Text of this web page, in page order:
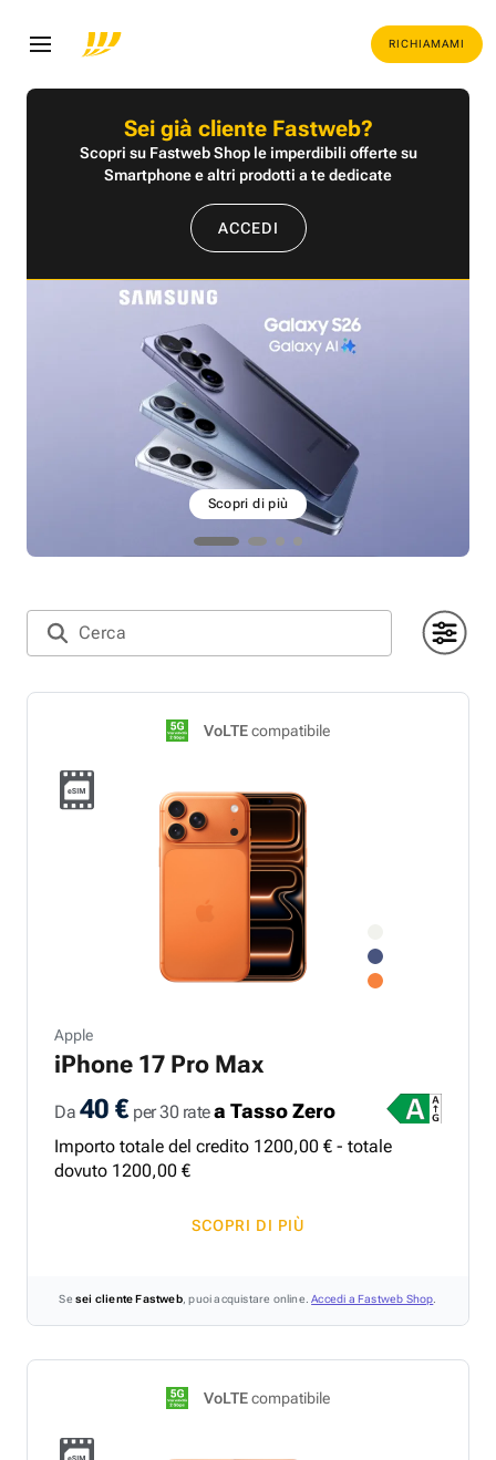
RICHIAMAMI
Sei già cliente Fastweb?
Scopri su Fastweb Shop le imperdibili offerte su
Smartphone e altri prodotti a te dedicate
ACCEDI
Scopri di più
VoLTEcompatibile
Apple
iPhone 17 Pro Max
Da 40 €per 30 ratea Tasso Zero
Importo totale del credito 1200,00 € - totale
dovuto 1200,00 €
SCOPRI DI PIÙ
Sesei cliente Fastweb, puoi acquistare online.Accedi a Fastweb Shop
VoLTEcompatibile